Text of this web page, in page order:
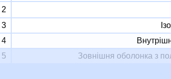
2
3
4
5
Зовнішня оболонка з